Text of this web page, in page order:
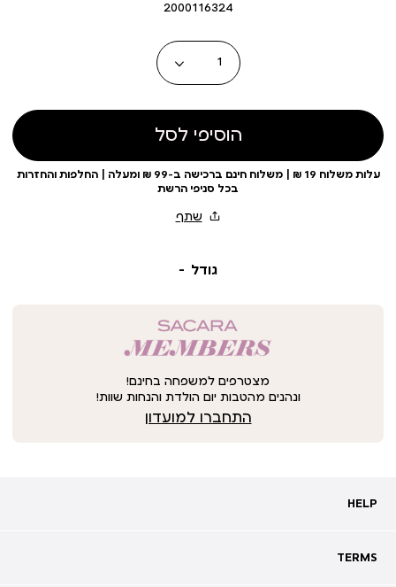
2000116324
כמות
הוסיפי לסל
עלות משלוח 19 ₪ | משלוח חינם ברכישה ב-99 ₪ ומעלה | החלפות והחזרות
בכל סניפי הרשת
גודל
מצטרפים למשפחה בחינם!
ונהנים מהטבות יום הולדת והנחות שוות!
התחברו למועדון
HELP
HELP
שאלות ותשובות
TERMS
TERMS